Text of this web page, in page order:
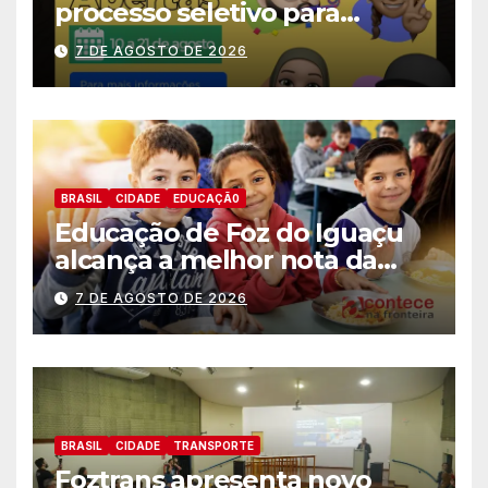
processo seletivo para
estagiários
7 DE AGOSTO DE 2026
BRASIL CIDADE EDUCAÇÃ0
Educação de Foz do Iguaçu
alcança a melhor nota da
história no IDEB
7 DE AGOSTO DE 2026
BRASIL CIDADE TRANSPORTE
Foztrans apresenta novo